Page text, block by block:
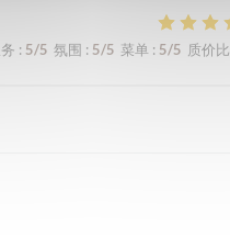
: 5/5 氛围 : 5/5 菜单: 5/5 质价比